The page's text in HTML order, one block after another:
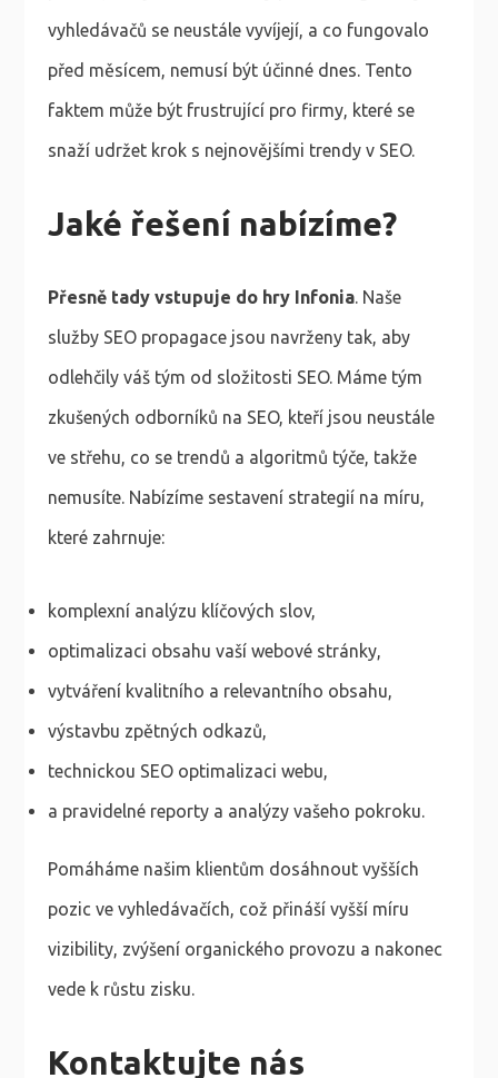
vyhledávačů se neustále vyvíjejí, a co fungovalo
před měsícem, nemusí být účinné dnes. Tento
faktem může být frustrující pro firmy, které se
snaží udržet krok s nejnovějšími trendy v SEO.
Jaké řešení nabízíme?
Přesně tady vstupuje do hry Infonia. Naše
služby SEO propagace jsou navrženy tak, aby
odlehčily váš tým od složitosti SEO. Máme tým
zkušených odborníků na SEO, kteří jsou neustále
ve střehu, co se trendů a algoritmů týče, takže
nemusíte. Nabízíme sestavení strategií na míru,
které zahrnuje:
komplexní analýzu klíčových slov,
optimalizaci obsahu vaší webové stránky,
vytváření kvalitního a relevantního obsahu,
výstavbu zpětných odkazů,
technickou SEO optimalizaci webu,
a pravidelné reporty a analýzy vašeho pokroku.
Pomáháme našim klientům dosáhnout vyšších
pozic ve vyhledávačích, což přináší vyšší míru
vizibility, zvýšení organického provozu a nakonec
vede k růstu zisku.
Kontaktujte nás